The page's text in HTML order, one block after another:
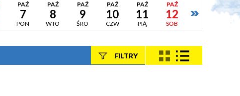
PAŹ
7
PON
PAŹ
8
WTO
PAŹ
9
ŚRO
PAŹ
10
CZW
PAŹ
11
PIĄ
PAŹ
12
SOB
FILTRY